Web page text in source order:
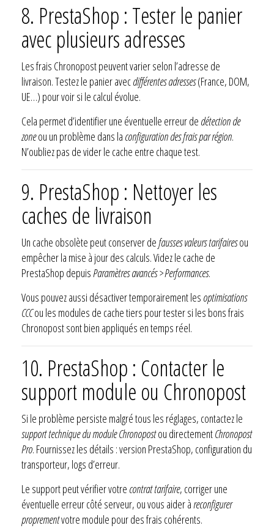
8. PrestaShop : Tester le panier
avec plusieurs adresses
Les frais Chronopost peuvent varier selon l’adresse de
livraison. Testez le panier avecdifférentes adresses(France, DOM,
UE…) pour voir si le calcul évolue.
Cela permet d’identifier une éventuelle erreur de détection de
zoneou un problème dans la configuration des frais par région.
N’oubliez pas de vider le cache entre chaque test.
9. PrestaShop : Nettoyer les
caches de livraison
Un cache obsolète peut conserver defausses valeurs tarifairesou
empêcher la mise à jour des calculs. Videz le cache de
PrestaShop depuisParamètres avancés > Performances.
Vous pouvez aussi désactiver temporairement les optimisations
CCCou les modules de cache tiers pour tester si les bons frais
Chronopost sont bien appliqués en temps réel.
10. PrestaShop : Contacter le
support module ou Chronopost
Si le problème persiste malgré tous les réglages, contactez le
support technique du module Chronopostou directementChronopost
Pro. Fournissez les détails : version PrestaShop, configuration du
transporteur, logs d’erreur.
Le support peut vérifier votre contrat tarifaire, corriger une
éventuelle erreur côté serveur, ou vous aider à reconfigurer
proprementvotre module pour des frais cohérents.